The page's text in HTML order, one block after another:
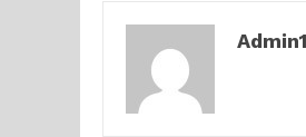
Admin1